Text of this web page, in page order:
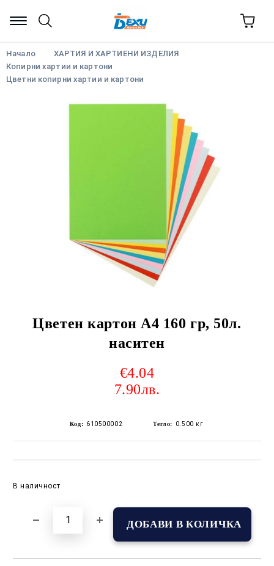
Начало
ХАРТИЯ И ХАРТИЕНИ ИЗДЕЛИЯ
Копирни хартии и картони
Цветни копирни хартии и картони
Цветен картон А4 160 гр, 50л.
наситен
€4.04
7.90лв.
Код: 610500002 Тегло: 0.500 кг
В наличност